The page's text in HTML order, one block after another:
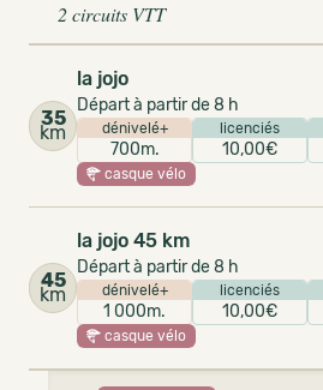
2 circuits VTT
35
km
la jojo
Départ à partir de 8 h
dénivelé+
700m.
licenciés
10,00€
casque vélo
45
km
la jojo 45 km
Départ à partir de 8 h
dénivelé+
1 000m.
licenciés
10,00€
casque vélo